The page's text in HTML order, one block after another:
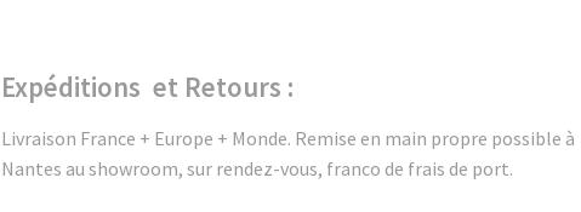
Expéditions et Retours :
Livraison France + Europe + Monde. Remise en main propre possible à
Nantes au showroom, sur rendez-vous, franco de frais de port.